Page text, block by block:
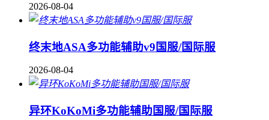
2026-08-04
终末地ASA多功能辅助v9国服/国际服
2026-08-04
异环KoKoMi多功能辅助国服/国际服